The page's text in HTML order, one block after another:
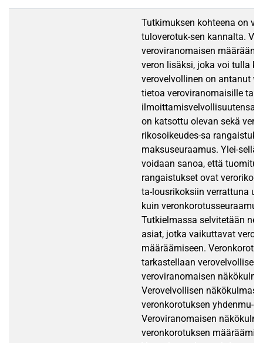
Tutkimuksen kohteena on
tuloverotuk-sen kannalta.
veroviranomaisen
veron lisäksi, joka voi tulla
verovelvollinen on antanut
tietoa veroviranomaisille tai
ilmoittamisvelvollisuutensa.
on katsottu olevan sekä
rikosoikeudes-sa
maksuseuraamus. Ylei-sellä
voidaan sanoa, että tuomitut
rangaistukset ovat
ta-lousrikoksiin verrattuna
kuin
Tutkielmassa selvitetään ne
asiat, jotka vaikuttavat
määräämiseen.
tarkastellaan verovelvollisen
veroviranomaisen
Verovelvollisen
veronkorotuksen yhdenmu-
Veroviranomaisen
veronkorotuksen